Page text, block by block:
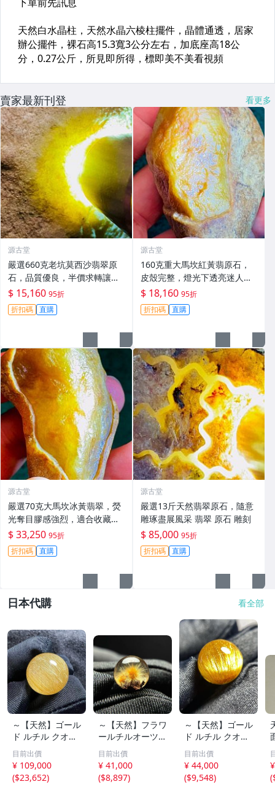
賣家最新刊登 看更多
源古堂
嚴選660克老坑莫西沙翡翠原
石，品質優良，半價求轉讓，
直送家中， jade 翡翠 原石
$ 15,160 95折
折扣碼 直購
源古堂
160克重大馬坎紅黃翡原石，
皮殼完整，燈光下透亮迷人，
適合手鐲與掛件打造，天然A
貨翡翠嚴選。紅黃翡 翡翠 手鐲
掛件
$ 18,160 95折
折扣碼 直購
源古堂
嚴選70克大馬坎冰黃翡翠，熒
光奪目膠感強烈，適合收藏與
把玩。 翡翠 碧玉 A貨 翡翠玉
佩
$ 33,250 95折
折扣碼 直購
源古堂
嚴選13斤天然翡翠原石，隨意
雕琢盡展風采 翡翠 原石 雕刻
$ 85,000 95折
折扣碼 直購
日本代購 看全部
～【天然】ゴール
ド ルチル クオー
ツ 丸玉 18.2mm
8.5g
目前出價
¥ 109,000
($23,652)
～【天然】フラワ
ールチルオーツ
丸玉 10.5mm 1.6
g
目前出價
¥ 41,000
($8,897)
～【天然】ゴール
ド ルチル クオー
ツ 丸玉 13.7mm
3.7g
目前出價
¥ 44,000
($9,548)
(